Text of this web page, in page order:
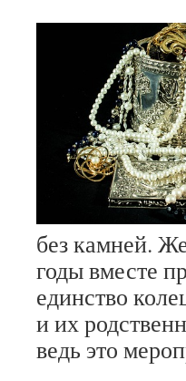
без камней.
годы вместе
единство
и их
ведь это